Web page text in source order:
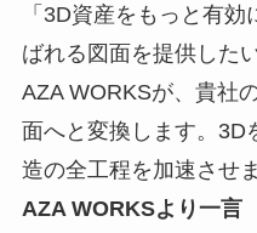
「3D資産をもっと有
ばれる図面を提供した
AZA WORKSが、貴社
面へと変換します。3D
造の全工程を加速させ
AZA WORKSより一言